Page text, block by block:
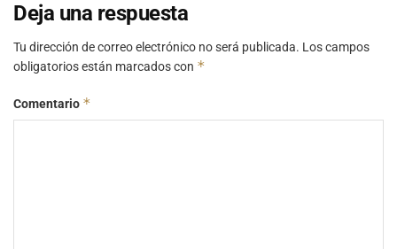
Deja una respuesta
Tu dirección de correo electrónico no será publicada. Los campos
obligatorios están marcados con *
Comentario *